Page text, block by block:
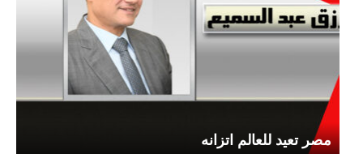
مصر تعيد للعالم اتزانه